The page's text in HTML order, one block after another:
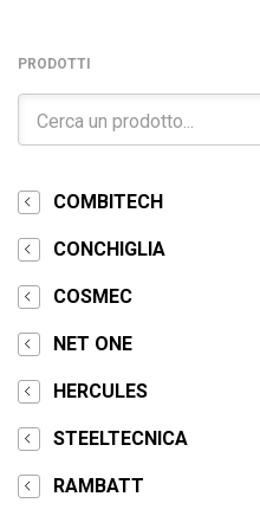
PRODOTTI
COMBITECH
CONCHIGLIA
COSMEC
NET ONE
HERCULES
STEELTECNICA
RAMBATT